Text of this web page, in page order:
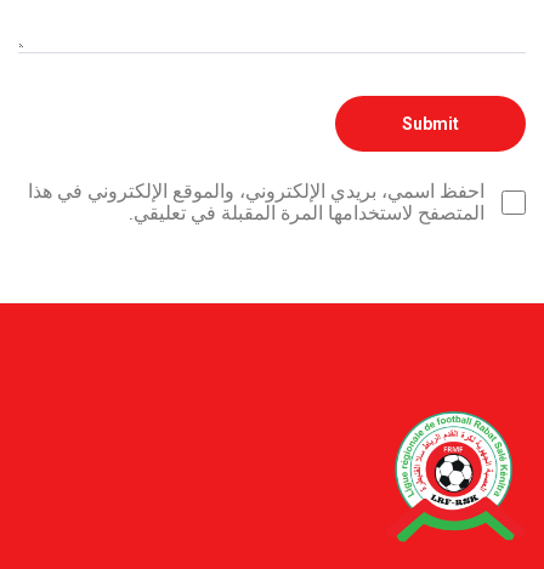
احفظ اسمي، بريدي الإلكتروني، والموقع الإلكتروني في هذا
المتصفح لاستخدامها المرة المقبلة في تعليقي.